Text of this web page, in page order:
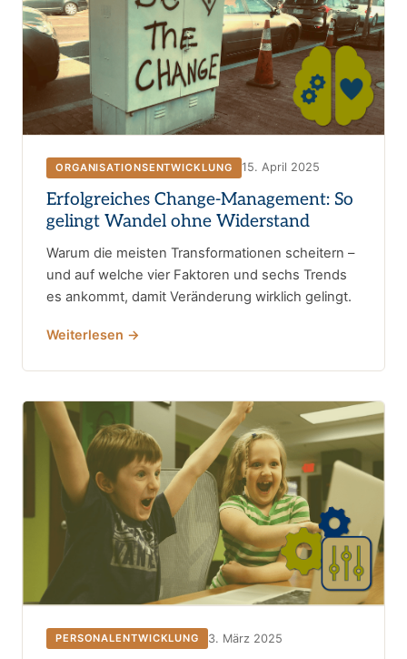
ORGANISATIONSENTWICKLUNG 15. April 2025
Erfolgreiches Change-Management: So
gelingt Wandel ohne Widerstand
Warum die meisten Transformationen scheitern –
und auf welche vier Faktoren und sechs Trends
es ankommt, damit Veränderung wirklich gelingt.
Weiterlesen →
PERSONALENTWICKLUNG 3. März 2025